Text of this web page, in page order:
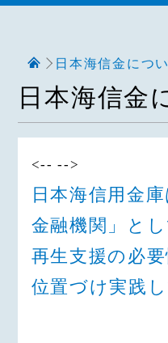
日本海信金につ
日本海信金
<-- -->
日本海信用金
金融機関」と
再生支援の必
位置づけ実践